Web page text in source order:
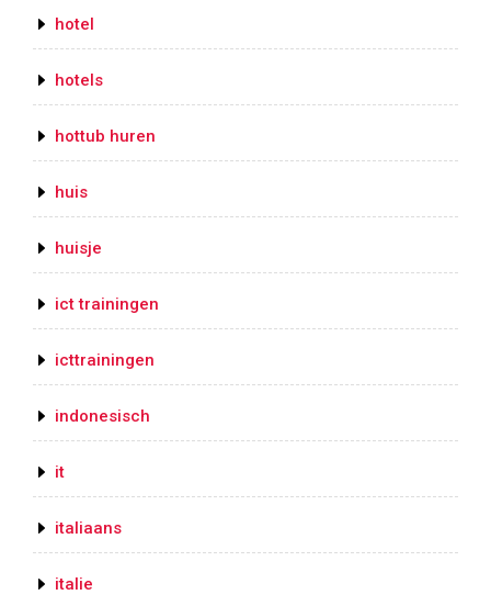
hotel
hotels
hottub huren
huis
huisje
ict trainingen
icttrainingen
indonesisch
it
italiaans
italie